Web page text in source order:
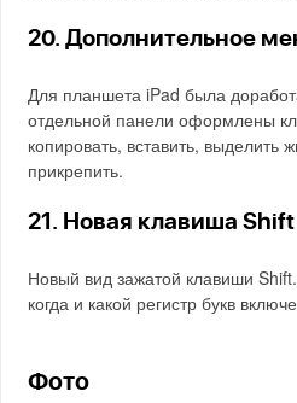
20. Дополнительное
Для планшета iPad была
отдельной панели оформлены
копировать, вставить,
прикрепить.
21. Новая клавиша Shift
Новый вид зажатой клавиши
когда и какой регистр букв
Фото